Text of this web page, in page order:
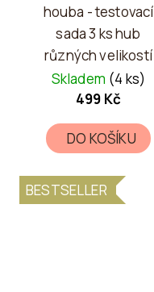
houba - testovací
sada 3 ks hub
různých velikostí
Skladem (4 ks)
499 Kč
DO KOŠÍKU
BESTSELLER